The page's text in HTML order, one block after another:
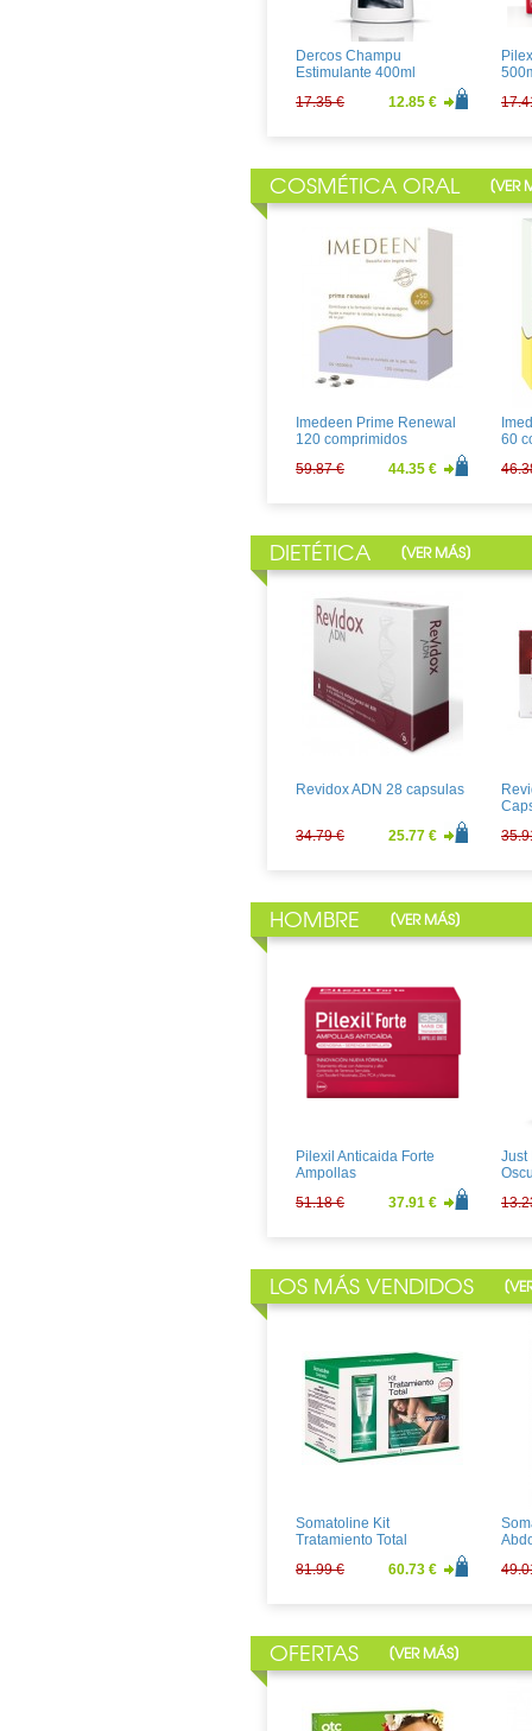
10.45 €
Dercos Champu
Estimulante 400ml
17.35 €
12.85 €
Liper-oil Champu 200ml
COSMÉTICA ORAL [VER
Imedeen Prime Renewal
120 comprimidos
59.87 €
44.35 €
60
Aquilea OXIDORYL
RESVERATROL 30
DIETÉTICA [VER MÁS]
Revidox ADN 28 capsulas
34.79 € 25.77 €
Juanola Caramelos
HOMBRE [VER MÁS]
Pilexil Anticaida Forte
Ampollas
51.18 €
37.91 €
Just
Just For Men Castaño
LOS MÁS VENDIDOS [
Somatoline Kit
Tratamiento Total
81.99 €
60.73 €
OFERTAS [VER MÁS]